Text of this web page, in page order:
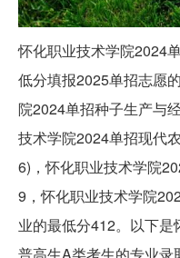
怀化职业技术学院2024
低分填报2025单招志愿
院2024单招种子生产与
技术学院2024单招现代
6)，怀化职业技术学院
9，怀化职业技术学院
业的最低分412。以下
普高生A类考生的专业录